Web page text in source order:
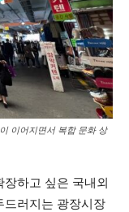
이어지면서 복합 문화 상
하고 싶은 국내외
드러지는 광장시장